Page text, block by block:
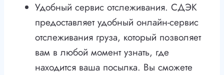
Удобный сервис отслеживания. СДЭК
предоставляет удобный онлайн-сервис
отслеживания груза, который позволяет
вам в любой момент узнать, где
находится ваша посылка. Вы сможете